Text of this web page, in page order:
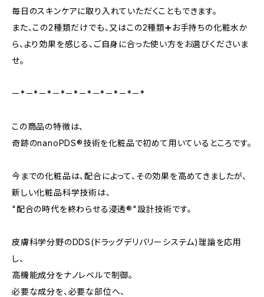
毎日のスキンケアに取り入れていただくこともできます。
また、この2種類だけでも、又はこの2種類➕お手持ちの化粧水か
ら、より効果を感じる、ご自身に合った使い方をお選びくださいま
せ。
ー*－*－*－*－*－*－*－*－*－*
この商品の特徴は、
奇跡のnanoPDS®技術を化粧品で初めて用いているところです。
今までの化粧品は、配合によって、その効果を高めてきましたが、
新しい化粧品科学技術は、
"配合の時代を終わらせる浸透®"設計技術です。
皮膚科学分野のDDS(ドラッグデリバリーシステム)理論を応用
し、
高機能成分をナノレベルで制御。
必要な成分を、必要な部位へ、